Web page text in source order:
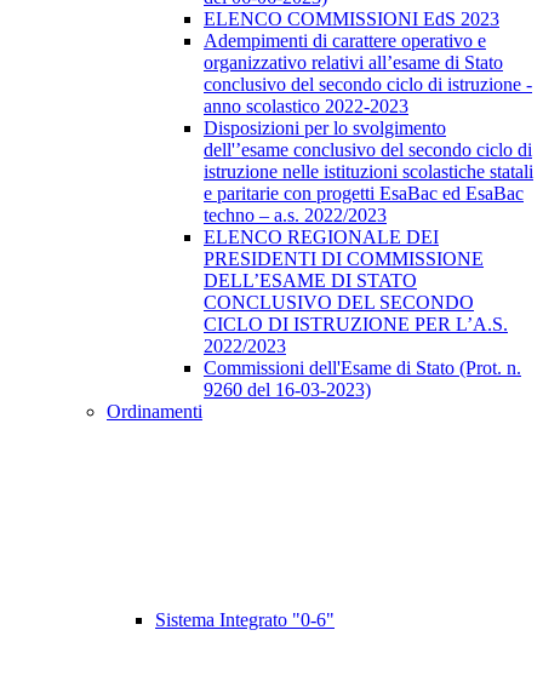
ELENCO COMMISSIONI EdS 2023
Adempimenti di carattere operativo e
organizzativo relativi all’esame di Stato
conclusivo del secondo ciclo di istruzione -
anno scolastico 2022-2023
Disposizioni per lo svolgimento
dell'’esame conclusivo del secondo ciclo di
istruzione nelle istituzioni scolastiche statali
e paritarie con progetti EsaBac ed EsaBac
techno – a.s. 2022/2023
ELENCO REGIONALE DEI
PRESIDENTI DI COMMISSIONE
DELL’ESAME DI STATO
CONCLUSIVO DEL SECONDO
CICLO DI ISTRUZIONE PER L’A.S.
2022/2023
Commissioni dell'Esame di Stato (Prot. n.
9260 del 16-03-2023)
Ordinamenti
Sistema Integrato "0-6"